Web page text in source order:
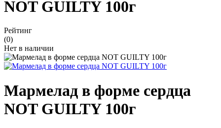
NOT GUILTY 100г
Рейтинг
(0)
Нет в наличии
Мармелад в форме сердца
NOT GUILTY 100г